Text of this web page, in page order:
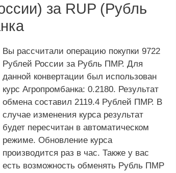
за RUP (Рубль
Вы рассчитали операцию покупки 9722
Рублей России за Рубль ПМР. Для
данной конвертации был использован
курс Агропромбанка: 0.2180. Результат
обмена составил 2119.4 Рублей ПМР. В
случае изменения курса результат
будет пересчитан в автоматическом
режиме. Обновление курса
производится раз в час. Также у вас
есть возможность обменять Рубль ПМР